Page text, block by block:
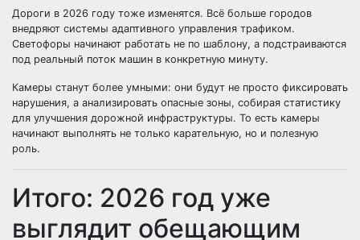
Дороги в 2026 году тоже изменятся. Всё больше городов
внедряют системы адаптивного управления трафиком.
Светофоры начинают работать не по шаблону, а подстраиваются
под реальный поток машин в конкретную минуту.
Камеры станут более умными: они будут не просто фиксировать
нарушения, а анализировать опасные зоны, собирая статистику
для улучшения дорожной инфраструктуры. То есть камеры
начинают выполнять не только карательную, но и полезную
роль.
Итого: 2026 год уже
выглядит обещающим